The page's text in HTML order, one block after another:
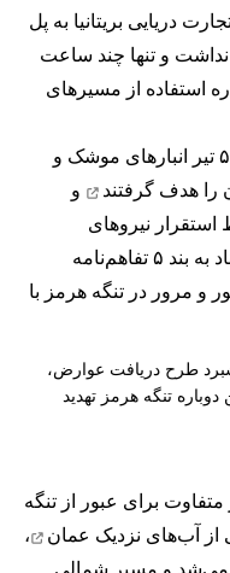
دریایی بریتانیا به پل
و تنها چند ساعت
استفاده از مسیرهای
در ادامه، جنگنده‌های آمریکایی جمعه ۵ تیر انبارهای موشک و
هدف گرفتند
و
استقرار نیروهای
آمریکایی در منطقه پاسخ داد و با استناد به بند ۵ تفاهم‌نامه
و مرور در تنگه هرمز با
طرح دریافت عوارض،
دوباره تنگه هرمز تهدید
برای عبور از تنگه
آب‌های نزدیک عمان
،